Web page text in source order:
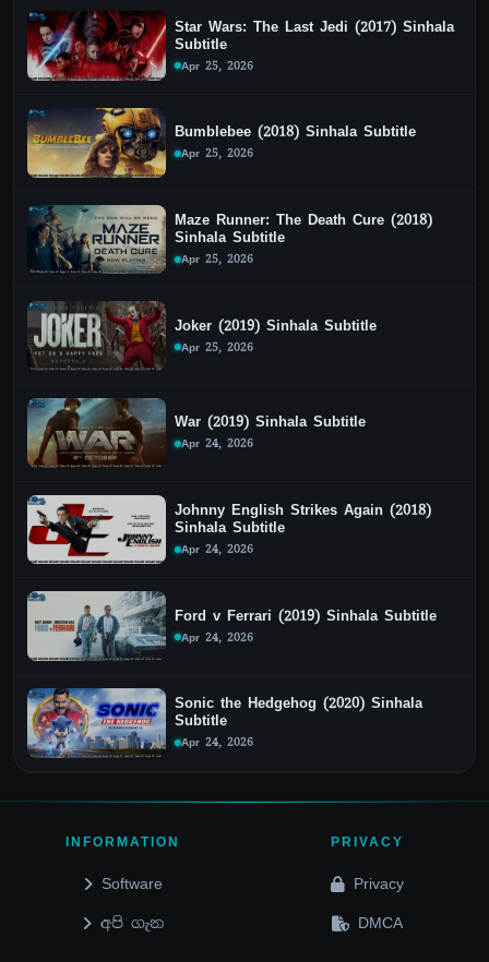
Star Wars: The Last Jedi (2017) Sinhala
Subtitle
Apr 25, 2026
Bumblebee (2018) Sinhala Subtitle
Apr 25, 2026
Maze Runner: The Death Cure (2018)
Sinhala Subtitle
Apr 25, 2026
Joker (2019) Sinhala Subtitle
Apr 25, 2026
War (2019) Sinhala Subtitle
Apr 24, 2026
Johnny English Strikes Again (2018)
Sinhala Subtitle
Apr 24, 2026
Ford v Ferrari (2019) Sinhala Subtitle
Apr 24, 2026
Sonic the Hedgehog (2020) Sinhala
Subtitle
Apr 24, 2026
INFORMATION
Software
අපි ගැන
PRIVACY
Privacy
DMCA